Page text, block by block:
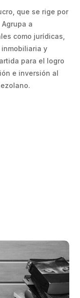
que se rige por
a
como jurídicas,
y
para el logro
e inversión al